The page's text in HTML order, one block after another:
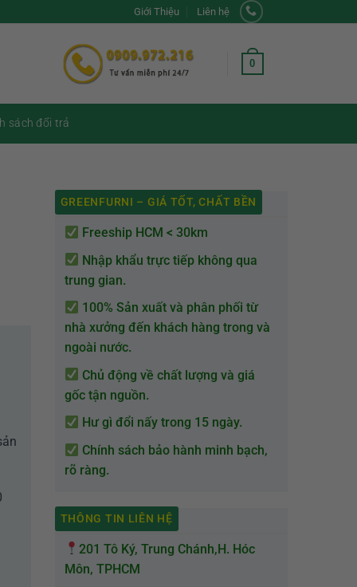
Giới Thiệu Liên hệ
0
sách đổi trả
GREENFURNI – GIÁ TỐT, CHẤT BỀN
Freeship HCM < 30km
Nhập khẩu trực tiếp không qua
trung gian.
100% Sản xuất và phân phối từ
nhà xưởng đến khách hàng trong và
ngoài nước.
Chủ động về chất lượng và giá
gốc tận nguồn.
Hư gì đổi nấy trong 15 ngày.
Chính sách bảo hành minh bạch,
rõ ràng.
THÔNG TIN LIÊN HỆ
201 Tô Ký, Trung Chánh,H. Hóc
Môn, TPHCM